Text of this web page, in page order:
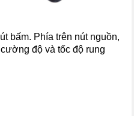
bấm. Phía trên nút nguồn,
độ và tốc độ rung